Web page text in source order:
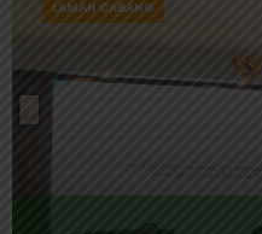
LAMAN CABANG